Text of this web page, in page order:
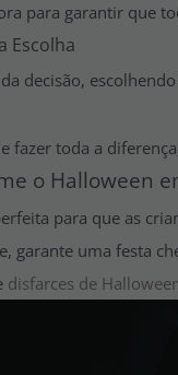
para garantir que
Escolha
decisão,
fazer toda a
o Halloween
para que as
garante uma festa
disfarces de